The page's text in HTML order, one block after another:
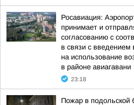
Росавиация:
принимает и
согласованию с
в связи с введением
на использование
в районе авиагавани
23:18
Пожар в подольской